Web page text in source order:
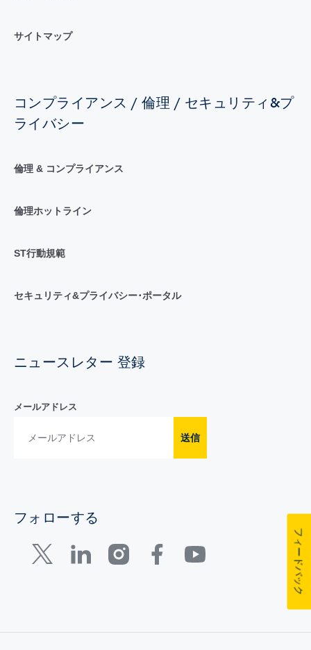
サイトマップ
コンプライアンス / 倫理 / セキュリティ&プ
ライバシー
倫理 & コンプライアンス
倫理ホットライン
ST行動規範
セキュリティ&プライバシー･ポータル
ニュースレター 登録
メールアドレス
送信
フォローする
フィードバック